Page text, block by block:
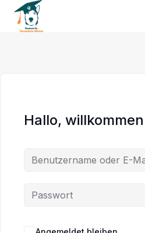
Hallo,
Alternative: